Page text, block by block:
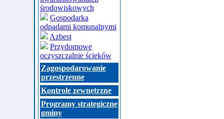
środowiskowych
Gospodarka
odpadami komunalnymi
Azbest
Przydomowe
oczyszczalnie ścieków
Zagospodarowanie
przestrzenne
Kontrole zewnętrzne
Programy strategiczne
gminy